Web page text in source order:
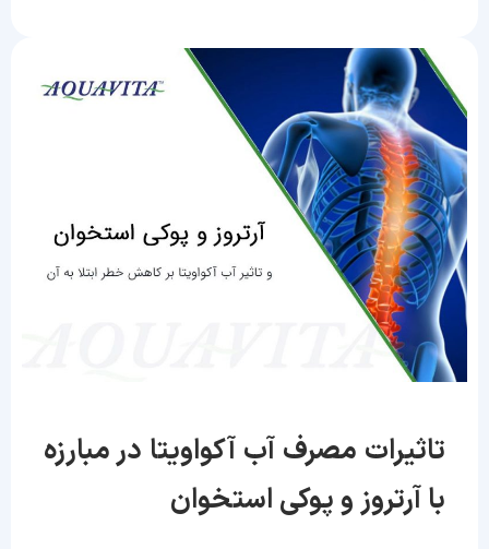
تاثیرات مصرف آب آکواویتا در مبارزه
با آرتروز و پوکی استخوان